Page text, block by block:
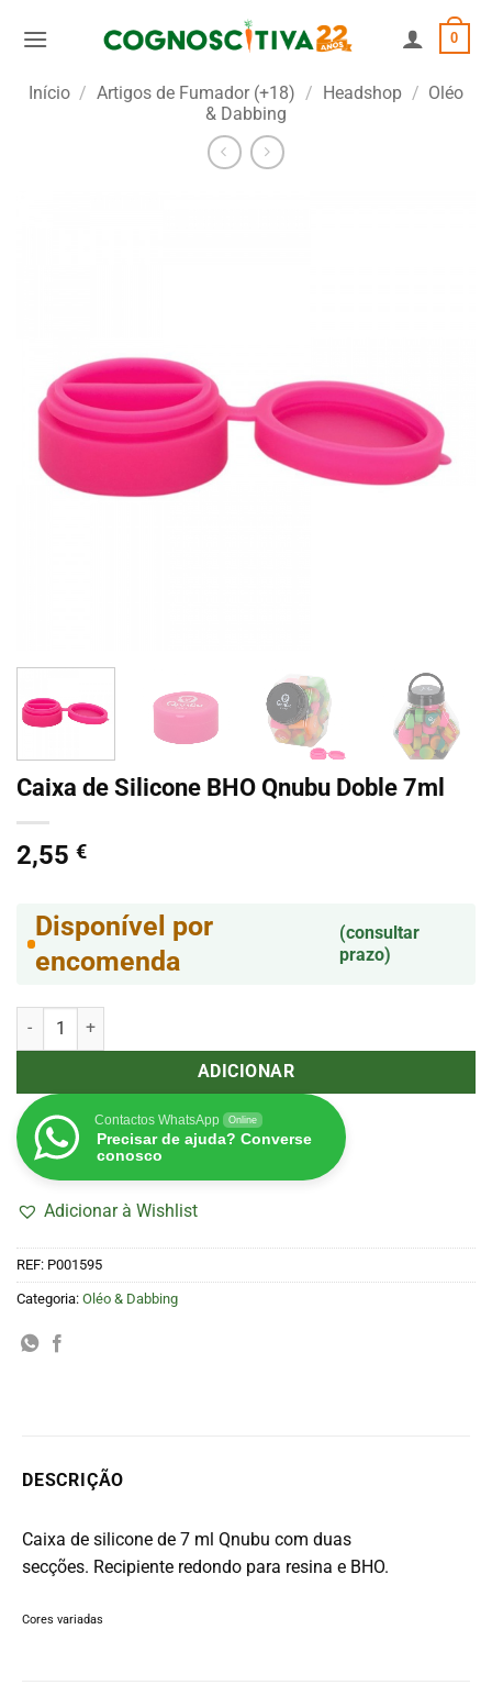
0
Início / Artigos de Fumador (+18) / Headshop / Oléo
& Dabbing
Caixa de Silicone BHO Qnubu Doble 7ml
2,55 €
Disponível por
encomenda
(consultar
prazo)
Quantidade de Caixa de Silicone BHO Qnubu Doble 7ml
ADICIONAR
Contactos WhatsApp Online
Precisar de ajuda? Converse
conosco
Adicionar à Wishlist
REF: P001595
Categoria: Oléo & Dabbing
DESCRIÇÃO
Caixa de silicone de 7 ml Qnubu com duas
secções. Recipiente redondo para resina e BHO.
Cores variadas